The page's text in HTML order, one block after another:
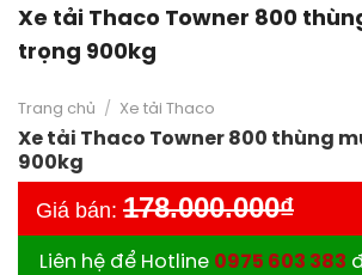
Xe tải Thaco Towner 800
trọng 900kg
Trang chủ / Xe tải Thaco
Xe tải Thaco Towner 800 thùng
900kg
Giá bán: 178.000.000₫
Liên hệ để Hotline 0975 603 383